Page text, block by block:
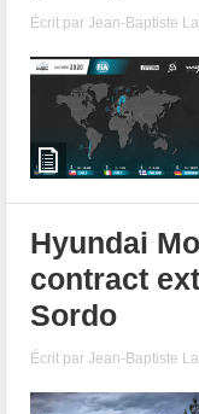
Écrit parJean-Baptiste
Hyundai
contract
Sordo
Écrit parJean-Baptiste